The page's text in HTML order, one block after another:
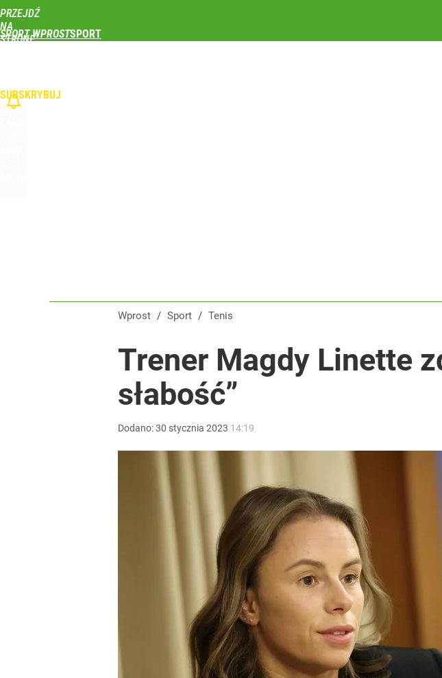
PRZEJDŹ
NA
STRONĘ
SPORT WPROST
SUBSKRYBUJ
Wprost / Sport / Tenis
Trener Magdy Linette
słabość”
Dodano:30 stycznia 2023 14:19